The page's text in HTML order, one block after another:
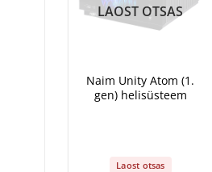
LAOST OTSAS
Naim Unity Atom (1.
gen) helisüsteem
Laost otsas